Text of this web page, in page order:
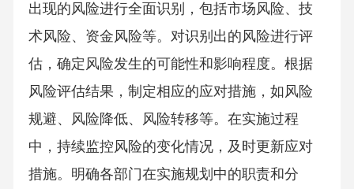
出现的风险进行全面识别，包括市场风险、技
术风险、资金风险等。对识别出的风险进行评
估，确定风险发生的可能性和影响程度。根据
风险评估结果，制定相应的应对措施，如风险
规避、风险降低、风险转移等。在实施过程
中，持续监控风险的变化情况，及时更新应对
措施。明确各部门在实施规划中的职责和分